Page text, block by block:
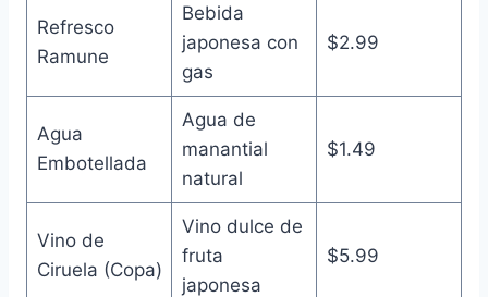
Refresco
Ramune
Bebida
japonesa con
gas
$2.99
Agua
Embotellada
Agua de
manantial
natural
$1.49
Vino de
Ciruela (Copa)
Vino dulce de
fruta
japonesa
$5.99